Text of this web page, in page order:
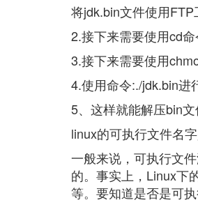
将jdk.bin文件使用FTP
2.接下来需要使用cd命
3.接下来需要使用
4.使用命令:./jdk.bin进
5、这样就能解压bin
linux的可执行文件名
一般来说，可执行文
的。事实上，Linux下
等。要知道是否是可